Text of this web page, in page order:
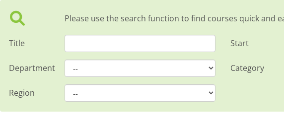
Please use the search function to find courses quick and
Title Start
Department Category
Region